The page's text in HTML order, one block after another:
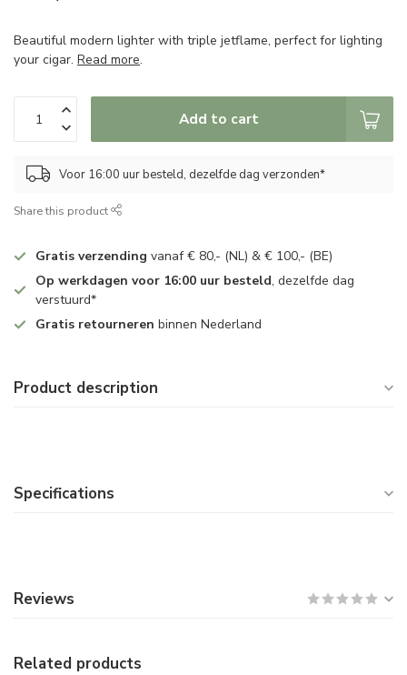
Beautiful modern lighter with triple jetflame, perfect for lighting
your cigar. Read more.
Add to cart
Voor 16:00 uur besteld, dezelfde dag verzonden*
Share this product
Gratis verzending vanaf € 80,- (NL) & € 100,- (BE)
Op werkdagen voor 16:00 uur besteld, dezelfde dag
verstuurd*
Gratis retourneren binnen Nederland
Product description
Specifications
Reviews
Related products